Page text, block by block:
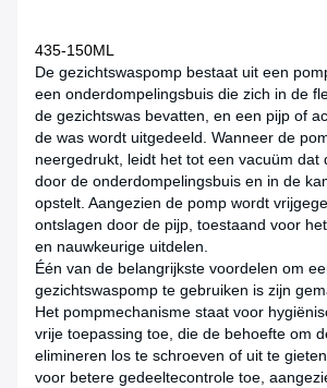
435-150ML
De gezichtswaspomp bestaat uit een
een onderdompelingsbuis die zich in de
de gezichtswas bevatten, en een pijp of
de was wordt uitgedeeld. Wanneer de
neergedrukt, leidt het tot een vacuüm dat
door de onderdompelingsbuis en in de
opstelt. Aangezien de pomp wordt
ontslagen door de pijp, toestaand voor
en nauwkeurige uitdelen.
Één van de belangrijkste voordelen om
gezichtswaspomp te gebruiken is zijn
Het pompmechanisme staat voor
vrije toepassing toe, die de behoefte om
elimineren los te schroeven of uit te
voor betere gedeeltecontrole toe,